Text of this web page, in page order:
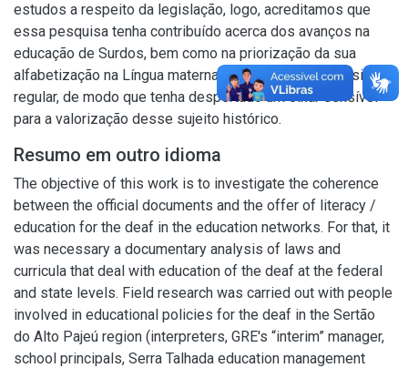
estudos a respeito da legislação, logo, acreditamos que
essa pesquisa tenha contribuído acerca dos avanços na
educação de Surdos, bem como na priorização da sua
alfabetização na Língua materna e sua inclusão no ensino
regular, de modo que tenha despertado um olhar sensível
para a valorização desse sujeito histórico.
Resumo em outro idioma
The objective of this work is to investigate the coherence
between the official documents and the offer of literacy /
education for the deaf in the education networks. For that, it
was necessary a documentary analysis of laws and
curricula that deal with education of the deaf at the federal
and state levels. Field research was carried out with people
involved in educational policies for the deaf in the Sertão
do Alto Pajeú region (interpreters, GRE's “interim” manager,
school principals, Serra Talhada education management